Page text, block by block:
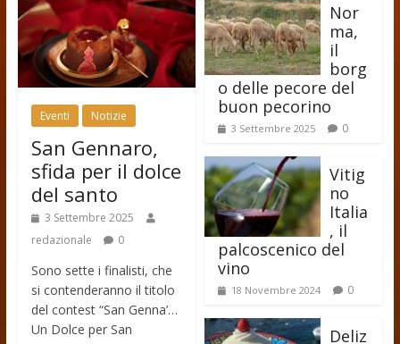
Eventi Notizie
San Gennaro,
sfida per il dolce
del santo
3 Settembre 2025
redazionale
0
Sono sette i finalisti, che
si contenderanno il titolo
del contest “San Genna’…
Un Dolce per San
Nor
ma,
il
borg
o delle pecore del
buon pecorino
3 Settembre 2025 0
Vitig
no
Italia
, il
palcoscenico del
vino
18 Novembre 2024 0
Deliz